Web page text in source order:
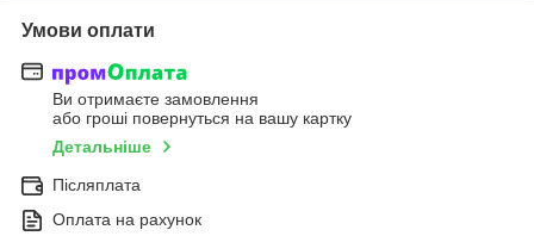
Умови оплати
Ви отримаєте замовлення
або гроші повернуться на вашу картку
Детальніше
Післяплата
Оплата на рахунок